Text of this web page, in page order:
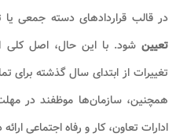
در قالب قراردادهای دسته‌ جمعی
تعیینشود. با این حال، اصل کلی
تغییرات از ابتدای سال گذشته
همچنین، سازمان‌ها موظفند در
ادارات تعاون، کار و رفاه اجتماعی